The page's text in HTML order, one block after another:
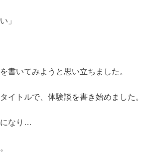
」
書いてみようと思い立ちました。
イトルで、体験談を書き始めました。
になり…